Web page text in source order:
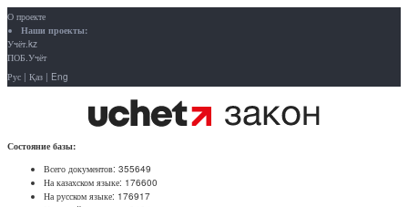
О проекте
Наши проекты:
Учёт.kz
ПОБ.Учёт
Рус | Қаз | Eng
Состояние базы:
Всего документов: 355649
На казахском языке: 176600
На русском языке: 176917